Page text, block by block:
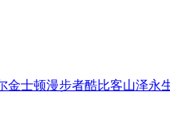
金士顿漫步者酷比客山泽永